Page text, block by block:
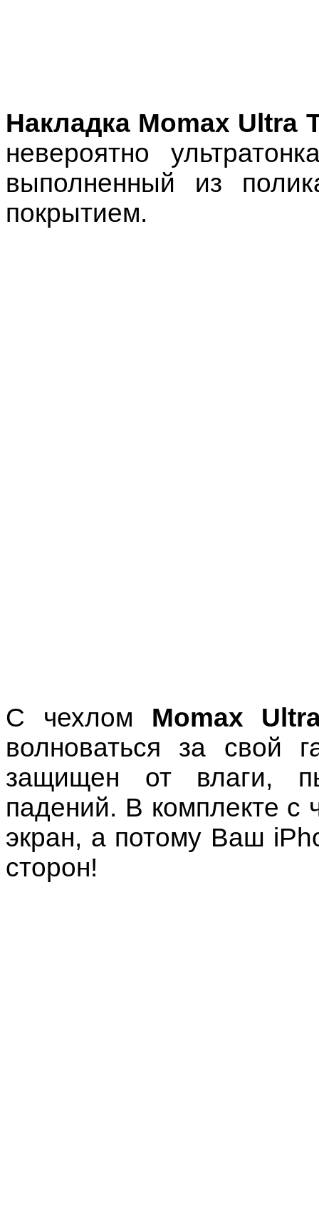
Накладка Momax Ultra
невероятно
выполненный из
покрытием.
С чехлом Momax
волноваться за свой
защищен от влаги,
падений. В комплекте с
экран, а потому Ваш
сторон!